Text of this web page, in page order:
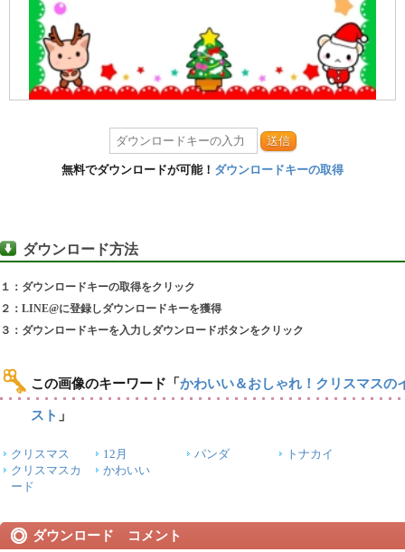
送信
無料でダウンロードが可能！ ダウンロードキーの取得
ダウンロード方法
１：ダウンロードキーの取得をクリック
２：LINE@に登録しダウンロードキーを獲得
３：ダウンロードキーを入力しダウンロードボタンをクリック
この画像のキーワード 「 かわいい＆おしゃれ！クリスマスの
スト 」
クリスマス 12月 パンダ
トナカイ
クリスマスカ
ード
かわいい
ダウンロード コメント